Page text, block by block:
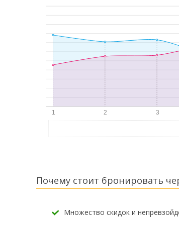
Почему стоит бронировать
Множество скидок и